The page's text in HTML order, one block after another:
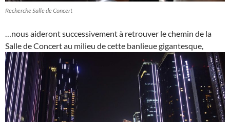
Recherche Salle de Concert
…nous aideront successivement à retrouver le chemin de la
Salle de Concert au milieu de cette banlieue gigantesque,